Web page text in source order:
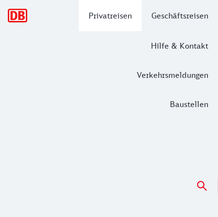
Privatreisen Geschäftsreisen
Hilfe & Kontakt
Verkehrsmeldungen
Baustellen